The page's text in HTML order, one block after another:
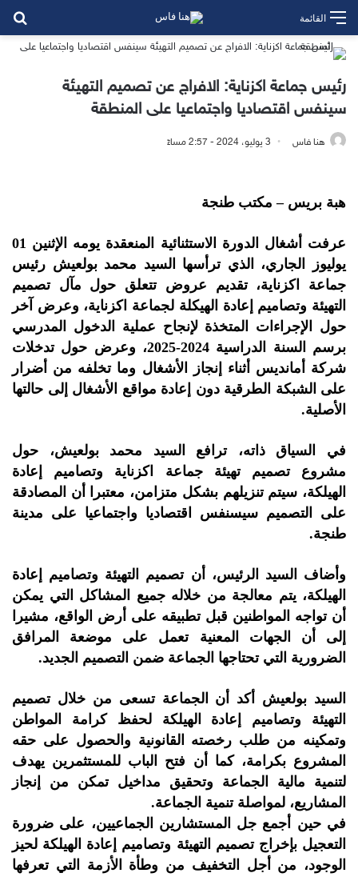
القائمة
رئيس جماعة اكزناية: الافراج عن تصميم التهيئة
سينفس اقتصاديا واجتماعيا على المنطقة
هنا فاس 3 يوليو، 2024 - 2:57 مساءً
هبة بريس – مكتب طنجة
عرفت أشغال الدورة الاستثنائية المنعقدة يومه الإثنين 01
يوليوز الجاري، الذي ترأسها السيد محمد بولعيش رئيس
جماعة اكزناية، تقديم عروض تتعلق حول مآل تصميم
التهيئة وتصاميم إعادة الهيكلة لجماعة اكزناية، وعرض آخر
حول الإجراءات المتخذة لإنجاح عملية الدخول المدرسي
برسم السنة الدراسية 2024-2025، وعرض حول تدخلات
شركة أمانديس أثناء إنجاز الأشغال وما تخلفه من أضرار
على الشبكة الطرقية دون إعادة مواقع الأشغال إلى حالتها
الأصلية.
في السياق ذاته، ترافع السيد محمد بولعيش، حول
مشروع تصميم تهيئة جماعة اكزناية وتصاميم إعادة
الهيلكة، سيتم تنزيلهم بشكل متزامن، معتبرا أن المصادقة
على التصميم سيسنفس اقتصاديا واجتماعيا على مدينة
طنجة.
وأضاف السيد الرئيس، أن تصميم التهيئة وتصاميم إعادة
الهيلكة، يتم معالجة من خلاله جميع المشاكل التي يمكن
أن تواجه المواطنين قبل تطبيقه على أرض الواقع، مشيرا
إلى أن الجهات المعنية تعمل على موضعة المرافق
الضرورية التي تحتاجها الجماعة ضمن التصميم الجديد.
السيد بولعيش أكد أن الجماعة تسعى من خلال تصميم
التهيئة وتصاميم إعادة الهيلكة لحفظ كرامة المواطن
وتمكينه من طلب رخصته القانونية والحصول على حقه
المشروع بكرامة، كما أن فتح الباب للمستثمرين يهدف
لتنمية مالية الجماعة وتحقيق مداخيل تمكن من إنجاز
المشاريع، لمواصلة تنمية الجماعة.
في حين أجمع جل المستشارين الجماعيين، على ضرورة
التعجيل بإخراج تصميم التهيئة وتصاميم إعادة الهيلكة لحيز
الوجود، من أجل التخفيف من وطأة الأزمة التي تعرفها